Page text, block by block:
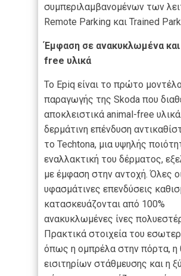
συμπεριλαμβανομένων των
Remote Parking και Trained
Έμφαση σε ανακυκλωμένα
free υλικά
Το Epiq είναι το πρώτο
παραγωγής της Skoda που
αποκλειστικά animal-free
δερμάτινη επένδυση
το Techtona, μια υψηλής
εναλλακτική του δέρματος,
με έμφαση στην αντοχή. Όλες
υφασμάτινες επενδύσεις
κατασκευάζονται από 100%
ανακυκλωμένες ίνες
Πρακτικά στοιχεία του
όπως η ομπρέλα στην πόρτα, η
εισιτηρίων στάθμευσης και η